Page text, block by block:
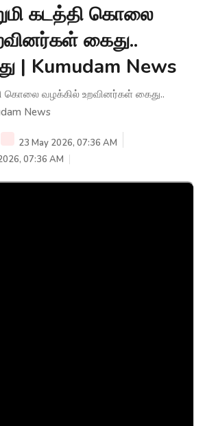
கடத்தி கொலை
கைது..
| Kumudam News
கொலை வழக்கில் உறவினர்கள் கைது..
News
23 May 2026, 07:36 AM
07:36 AM